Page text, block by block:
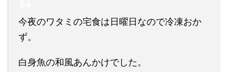
今夜のワタミの宅食は日曜日なので冷凍おか
ず。
白身魚の和風あんかけでした。